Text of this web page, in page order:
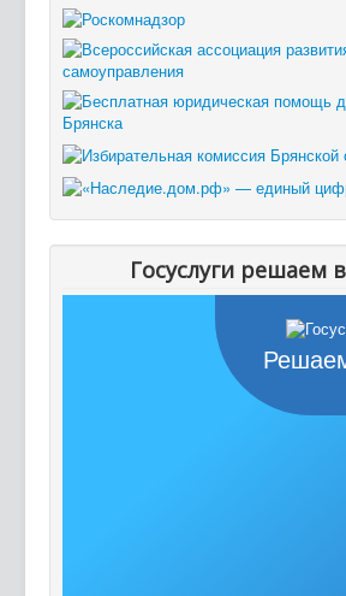
Госуслуги решаем